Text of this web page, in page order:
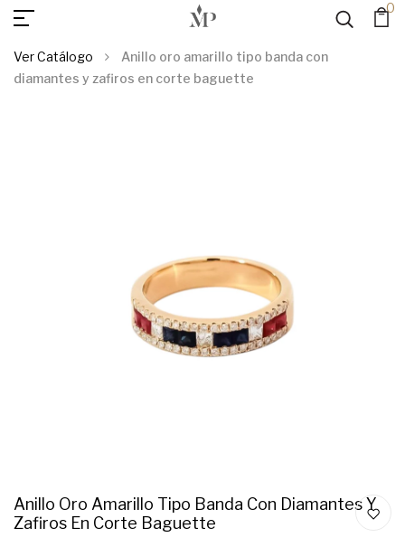
0
Ver Catálogo
Anillo oro amarillo tipo banda con
diamantes y zafiros en corte baguette
Anillo Oro Amarillo Tipo Banda Con Diamantes Y
Zafiros En Corte Baguette
Anillo Oro Amarillo Tipo Banda Con Diamantes Y Zafiros En
AGREGAR AL